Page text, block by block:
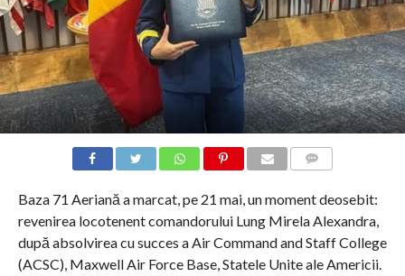
Baza 71 Aeriană a marcat, pe 21 mai, un moment deosebit:
revenirea locotenent comandorului Lung Mirela Alexandra,
după absolvirea cu succes a Air Command and Staff College
(ACSC), Maxwell Air Force Base, Statele Unite ale Americii.